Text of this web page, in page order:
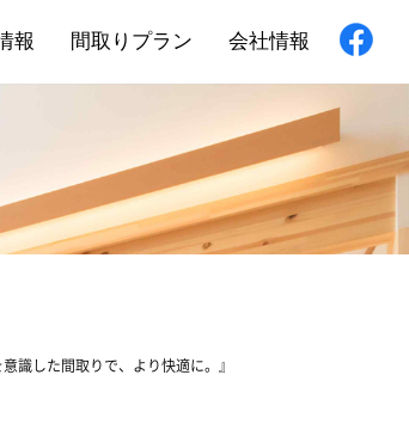
報 間取りプラン 会社情報
意識した間取りで、より快適に。』